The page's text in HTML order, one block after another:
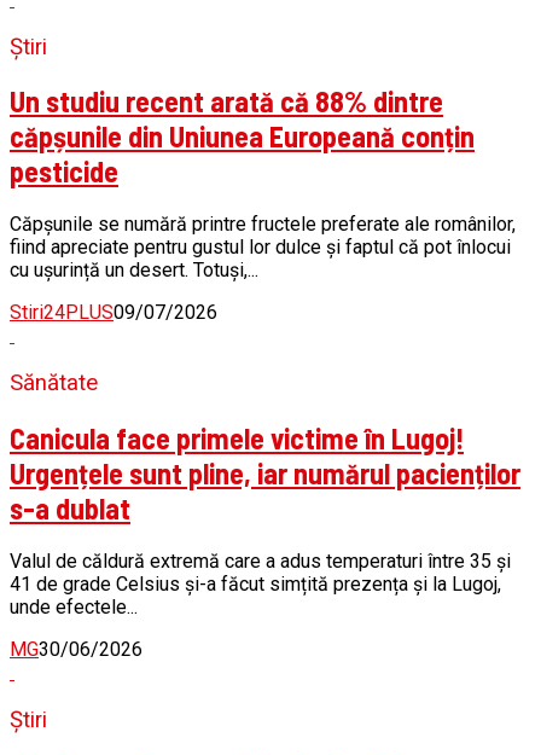
Știri
Un studiu recent arată că 88% dintre
căpșunile din Uniunea Europeană conțin
pesticide
Căpșunile se numără printre fructele preferate ale românilor,
fiind apreciate pentru gustul lor dulce și faptul că pot înlocui
cu ușurință un desert. Totuși,...
Stiri24PLUS09/07/2026
Sănătate
Canicula face primele victime în Lugoj!
Urgențele sunt pline, iar numărul pacienților
s-a dublat
Valul de căldură extremă care a adus temperaturi între 35 și
41 de grade Celsius și-a făcut simțită prezența și la Lugoj,
unde efectele...
MG30/06/2026
Știri